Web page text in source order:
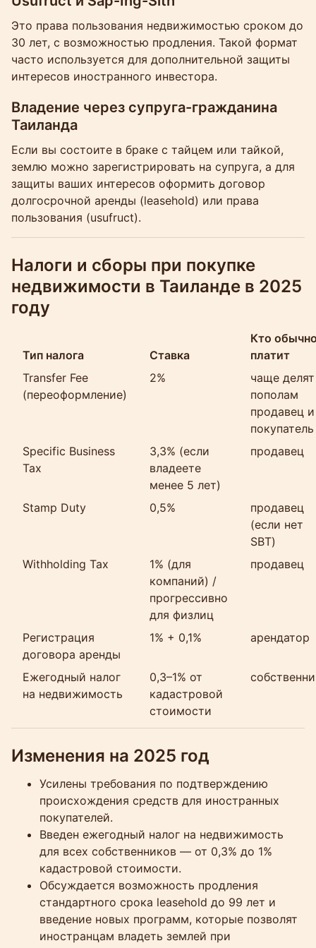
Это права пользования недвижимостью сроком до
30 лет, с возможностью продления. Такой формат
часто используется для дополнительной защиты
интересов иностранного инвестора.
Владение через супруга-гражданина
Таиланда
Если вы состоите в браке с тайцем или тайкой,
землю можно зарегистрировать на супруга, а для
защиты ваших интересов оформить договор
долгосрочной аренды (leasehold) или права
пользования (usufruct).
Налоги и сборы при покупке
недвижимости в Таиланде в 2025
году
Тип налога Ставка
Кто
платит
Transfer Fee
(переоформление)
2%
чаще делят
пополам
продавец и
покупатель
Specific Business
Tax
3,3% (если
владеете
менее 5 лет)
продавец
Stamp Duty 0,5%
продавец
(если нет
SBT)
Withholding Tax
1% (для
компаний) /
прогрессивно
для физлиц
продавец
Регистрация
договора аренды
1% + 0,1% арендатор
Ежегодный налог
на недвижимость
0,3–1% от
кадастровой
стоимости
Изменения на 2025 год
Усилены требования по подтверждению
происхождения средств для иностранных
покупателей.
Введен ежегодный налог на недвижимость
для всех собственников — от 0,3% до 1%
кадастровой стоимости.
Обсуждается возможность продления
стандартного срока leasehold до 99 лет и
введение новых программ, которые позволят
иностранцам владеть землей при